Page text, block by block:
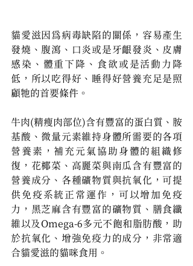
貓愛滋因為病毒缺陷的關係，容易產生
發燒、腹瀉、口炎或是牙齦發炎、皮膚
感染、體重下降、食欲或是活動力降
低，所以吃得好、睡得好營養充足是照
顧牠的首要條件。
牛肉(精瘦肉部位)含有豐富的蛋白質、胺
基酸、微量元素維持身體所需要的各項
營養素，補充元氣協助身體的組織修
復，花椰菜、高麗菜與南瓜含有豐富的
營養成分、各種礦物質與抗氧化，可提
供免疫系統正常運作，可以增加免疫
力，黑芝麻含有豐富的礦物質、膳食纖
維以及Omega-6多元不飽和脂肪酸，助
於抗氧化、增強免疫力的成分，非常適
合貓愛滋的貓咪食用。